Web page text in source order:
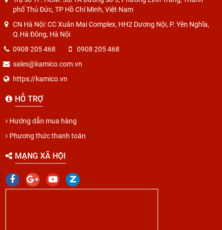
phố Thủ Đức, TP Hồ Chí Minh, Việt Nam
CN Hà Nội: CC Xuân Mai Complex, HH2 Dương Nội, P. Yên Nghĩa,
Q.Hà Đông, Hà Nội
0908 205 468
0908 205 468
sales@kamico.com.vn
https://kamico.vn
HỖ TRỢ
Hướng dẫn mua hàng
Phương thức thanh toán
MẠNG XÃ HỘI